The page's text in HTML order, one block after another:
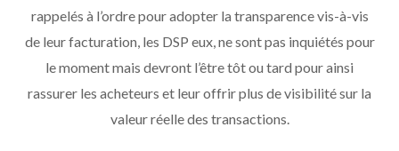
rappelés à l’ordre pour adopter la transparence vis-à-vis
de leur facturation, les DSP eux, ne sont pas inquiétés pour
le moment mais devront l’être tôt ou tard pour ainsi
rassurer les acheteurs et leur offrir plus de visibilité sur la
valeur réelle des transactions.